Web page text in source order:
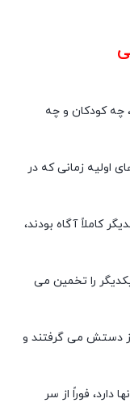
چه کودکان و چه
اولیه زمانی که در
کاملاً آگاه بودند،
را تخمین می
از دستش می گرفتند و
دارد، فوراً از سر